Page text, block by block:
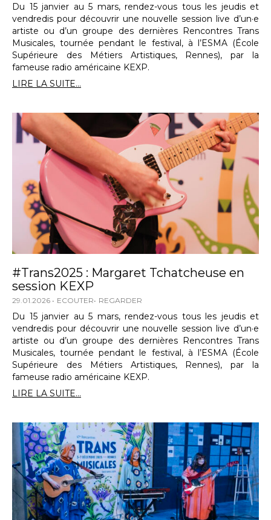
Du 15 janvier au 5 mars, rendez-vous tous les jeudis et
vendredis pour découvrir une nouvelle session live d’un·e
artiste ou d’un groupe des dernières Rencontres Trans
Musicales, tournée pendant le festival, à l’ESMA (École
Supérieure des Métiers Artistiques, Rennes), par la
fameuse radio américaine KEXP.
LIRE LA SUITE...
#Trans2025 : Margaret Tchatcheuse en
session KEXP
29.01.2026 ECOUTER REGARDER
Du 15 janvier au 5 mars, rendez-vous tous les jeudis et
vendredis pour découvrir une nouvelle session live d’un·e
artiste ou d’un groupe des dernières Rencontres Trans
Musicales, tournée pendant le festival, à l’ESMA (École
Supérieure des Métiers Artistiques, Rennes), par la
fameuse radio américaine KEXP.
LIRE LA SUITE...